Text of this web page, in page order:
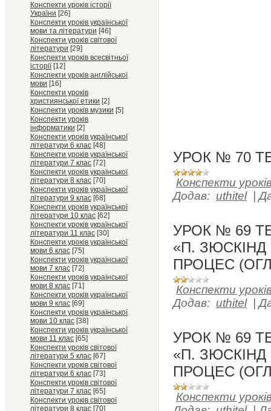
Конспекти уроків історії
України [26]
Конспекти уроків української
мови та літератури [46]
Конспекти уроків світової
літератури [29]
Конспекти уроків всесвітньої
історії [12]
Конспекти уроків англійської
мови [16]
Конспекти уроків
християнської етики [2]
Конспекти уроків музики [5]
Конспекти уроків
інформатики [2]
Конспекти уроків української
літератури 6 клас [48]
Конспекти уроків української
літератури 7 клас [72]
Конспекти уроків української
літератури 8 клас [70]
Конспекти уроків української
літератури 9 клас [68]
Конспекти уроків української
літератури 10 клас [62]
Конспекти уроків української
літератури 11 клас [30]
Конспекти уроків української
мови 6 клас [75]
Конспекти уроків української
мови 7 клас [72]
Конспекти уроків української
мови 8 клас [71]
Конспекти уроків української
мови 9 клас [69]
Конспекти уроків української
мови 10 клас [38]
Конспекти уроків української
мови 11 клас [65]
Конспекти уроків світової
літератури 5 клас [67]
Конспекти уроків світової
літератури 6 клас [73]
Конспекти уроків світової
літератури 7 клас [65]
Конспекти уроків світової
літератури 8 клас [70]
УРОК № 70
Конспекти
Додав: uthitel |
УРОК № 69
«П. ЗЮСКІНД
ПРОЦЕС
Конспекти
Додав: uthitel |
УРОК № 69
«П. ЗЮСКІНД
ПРОЦЕС
Конспекти